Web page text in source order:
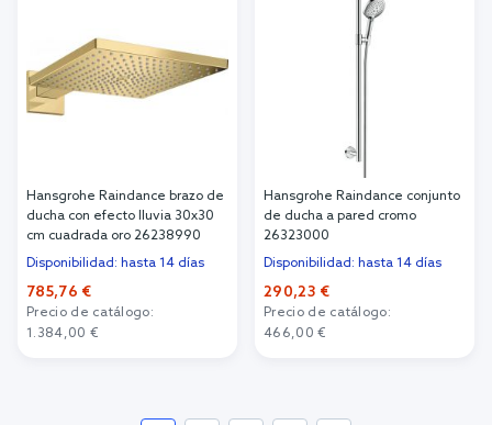
Hansgrohe Raindance brazo de
ducha con efecto lluvia 30x30
cm cuadrada oro 26238990
Disponibilidad: hasta 14 días
785,76 €
Precio de catálogo:
1.384,00 €
Hansgrohe Raindance conjunto
de ducha a pared cromo
26323000
Disponibilidad: hasta 14 días
290,23 €
Precio de catálogo:
466,00 €